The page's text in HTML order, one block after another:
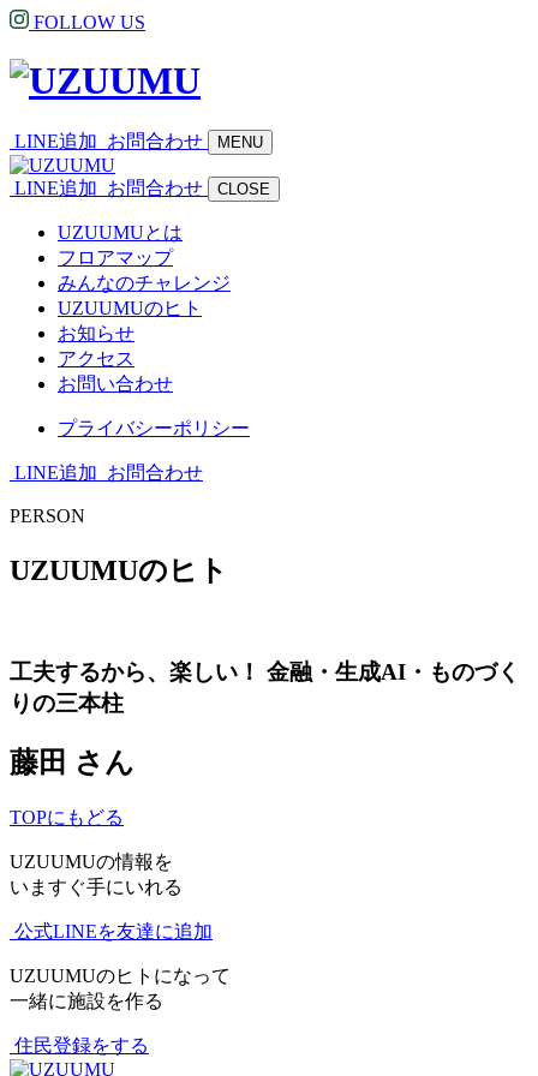
FOLLOW US
LINE追加 お問合わせ MENU
LINE追加 お問合わせ CLOSE
UZUUMUとは
フロアマップ
みんなのチャレンジ
UZUUMUのヒト
お知らせ
アクセス
お問い合わせ
プライバシーポリシー
LINE追加 お問合わせ
PERSON
UZUUMUのヒト
工夫するから、楽しい！ 金融・生成AI・ものづく
りの三本柱
藤田 さん
TOPにもどる
UZUUMUの情報を
いますぐ手にいれる
公式LINEを友達に追加
UZUUMUのヒトになって
一緒に施設を作る
住民登録をする